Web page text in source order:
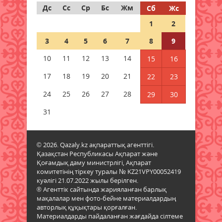
ескерту жарияланды
Синоптиктер дабыл қақты:
Қазақстанда аптап +43 градусқа
жетеді
09 тамыз 2026 ж.
Құрметті зейнет демалысына
шығарып салды
«Таза Қазақстан» жалпыұлттық
экологиялық акциясы аясында
сенбілік өтті
09 тамыз 2026 ж. 41
Қазалы қаласында жаңа спорт
алаңы ашылды
Дс
Сс Ср Бс Жм Сб
Жс
1
2
3
4 5 6 7 8
9
10
11 12 13 14 15
16
17
18 19 20 21 22
23
24
25 26 27 28 29
30
31
© 2026. Qazaly.kz ақпараттық агенттігі.
Қазақстан Республикасы Ақпарат және
Қоғамдық даму министрлігі, Ақпарат
комитетінің тіркеу туралы № KZ21VPY00052419
куәлігі 21.07.2022 жылы берілген.
® Агенттік сайтында жарияланған барлық
мақалалар мен фото-бейне материалдардың
авторлық құқықтары қорғалған.
Материалдарды пайдаланған жағдайда сілтеме